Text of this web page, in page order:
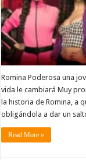
Romina Poderosa una
vida le cambiará Muy
la historia de Romina, a
obligándola a dar un
Read More »